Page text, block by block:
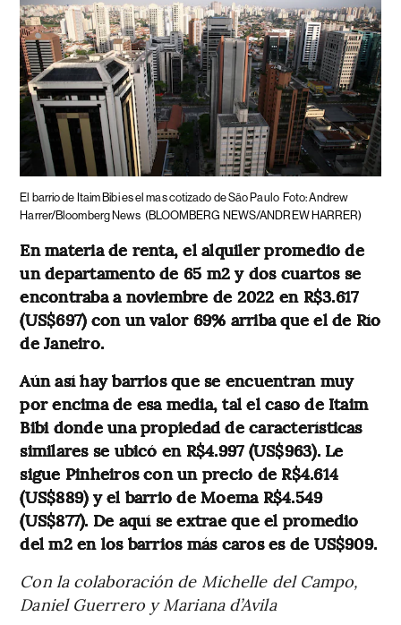
El barrio de Itaim Bibi es el mas cotizado de São Paulo Foto: Andrew
Harrer/Bloomberg News (BLOOMBERG NEWS/ANDREW HARRER)
En materia de renta, el alquiler promedio de
un departamento de 65 m2 y dos cuartos se
encontraba a noviembre de 2022 en R$3.617
(US$697) con un valor 69% arriba que el de Río
de Janeiro.
Aún así hay barrios que se encuentran muy
por encima de esa media, tal el caso de Itaim
Bibi donde una propiedad de características
similares se ubicó en R$4.997 (US$963). Le
sigue Pinheiros con un precio de R$4.614
(US$889) y el barrio de Moema R$4.549
(US$877). De aquí se extrae que el promedio
del m2 en los barrios más caros es de US$909.
Con la colaboración de Michelle del Campo,
Daniel Guerrero y Mariana d’Avila